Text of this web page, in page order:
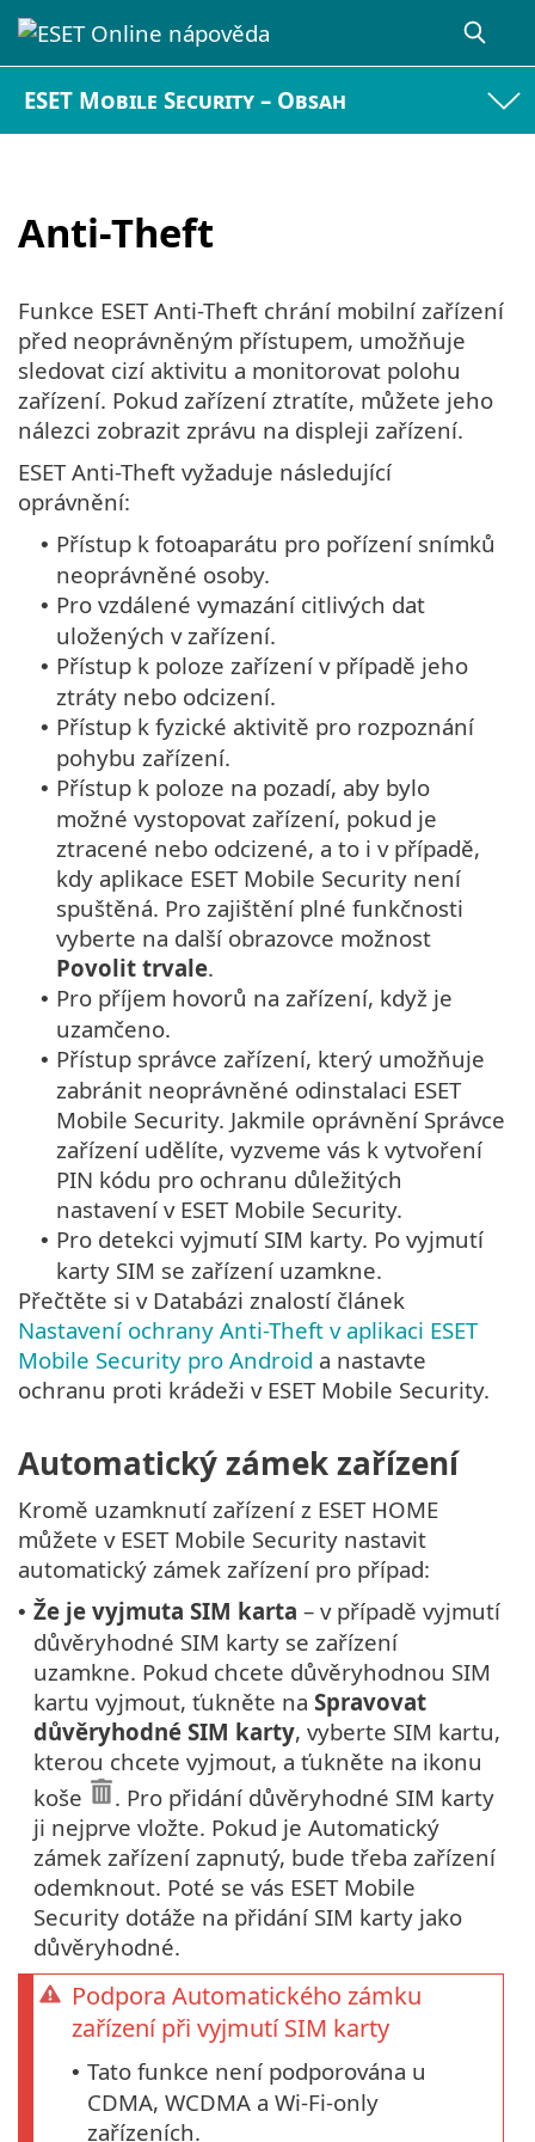
ESET Mobile Security – Obsah
Anti-Theft
Funkce ESET Anti-Theft chrání mobilní zařízení
před neoprávněným přístupem, umožňuje
sledovat cizí aktivitu a monitorovat polohu
zařízení. Pokud zařízení ztratíte, můžete jeho
nálezci zobrazit zprávu na displeji zařízení.
ESET Anti-Theft vyžaduje následující
oprávnění:
• Přístup k fotoaparátu pro pořízení snímků
neoprávněné osoby.
• Pro vzdálené vymazání citlivých dat
uložených v zařízení.
• Přístup k poloze zařízení v případě jeho
ztráty nebo odcizení.
• Přístup k fyzické aktivitě pro rozpoznání
pohybu zařízení.
• Přístup k poloze na pozadí, aby bylo
možné vystopovat zařízení, pokud je
ztracené nebo odcizené, a to i v případě,
kdy aplikace ESET Mobile Security není
spuštěná. Pro zajištění plné funkčnosti
vyberte na další obrazovce možnost
Povolit trvale.
• Pro příjem hovorů na zařízení, když je
uzamčeno.
• Přístup správce zařízení, který umožňuje
zabránit neoprávněné odinstalaci ESET
Mobile Security. Jakmile oprávnění Správce
zařízení udělíte, vyzveme vás k vytvoření
PIN kódu pro ochranu důležitých
nastavení v ESET Mobile Security.
• Pro detekci vyjmutí SIM karty. Po vyjmutí
karty SIM se zařízení uzamkne.
Přečtěte si v Databázi znalostí článek
Nastavení ochrany Anti-Theft v aplikaci ESET
Mobile Security pro Android a nastavte
ochranu proti krádeži v ESET Mobile Security.
Automatický zámek zařízení
Kromě uzamknutí zařízení z ESET HOME
můžete v ESET Mobile Security nastavit
automatický zámek zařízení pro případ:
• Že je vyjmuta SIM karta – v případě vyjmutí
důvěryhodné SIM karty se zařízení
uzamkne. Pokud chcete důvěryhodnou SIM
kartu vyjmout, ťukněte na Spravovat
důvěryhodné SIM karty, vyberte SIM kartu,
kterou chcete vyjmout, a ťukněte na ikonu
koše
. Pro přidání důvěryhodné SIM karty
ji nejprve vložte. Pokud je Automatický
zámek zařízení zapnutý, bude třeba zařízení
odemknout. Poté se vás ESET Mobile
Security dotáže na přidání SIM karty jako
důvěryhodné.
Podpora Automatického zámku
zařízení při vyjmutí SIM karty
• Tato funkce není podporována u
CDMA, WCDMA a Wi-Fi-only
zařízeních.